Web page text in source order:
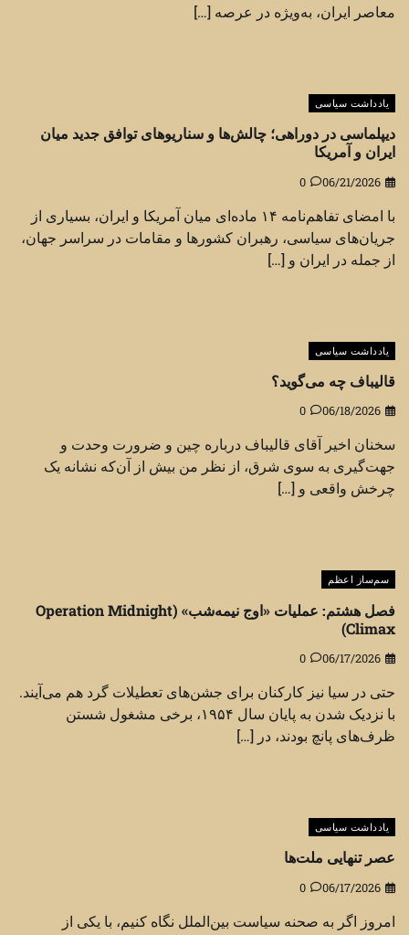
معاصر ایران، به‌ویژه در عرصه […]
یادداشت سیاسی
دیپلماسی در دوراهی؛ چالش‌ها و سناریوهای توافق جدید میان
ایران و آمریکا
06/21/2026
0
با امضای تفاهم‌نامه ۱۴ ماده‌ای میان آمریکا و ایران، بسیاری از
جریان‌های سیاسی، رهبران کشورها و مقامات در سراسر جهان،
از جمله در ایران و […]
یادداشت سیاسی
قالیباف چه می‌گوید؟
06/18/2026
0
سخنان اخیر آقای قالیباف درباره چین و ضرورت وحدت و
جهت‌گیری به سوی شرق، از نظر من بیش از آن‌که نشانه یک
چرخش واقعی و […]
سم‌ساز اعظم
فصل هشتم: عملیات «اوج نیمه‌شب» (Operation Midnight
Climax)
06/17/2026
0
حتی در سیا نیز کارکنان برای جشن‌های تعطیلات گرد هم می‌آیند.
با نزدیک شدن به پایان سال ۱۹۵۴، برخی مشغول شستن
ظرف‌های پانچ بودند، در […]
یادداشت سیاسی
عصر تنهایی ملت‌ها
06/17/2026
0
امروز اگر به صحنه سیاست بین‌الملل نگاه کنیم، با یکی از